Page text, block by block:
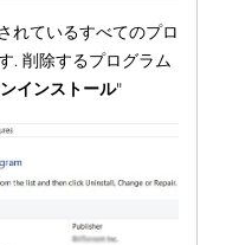
れているすべてのプロ
. 削除するプログラム
インストール"